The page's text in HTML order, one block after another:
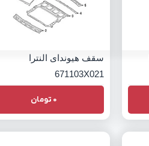
سقف هیوندای النترا
671103X021
0 تومان